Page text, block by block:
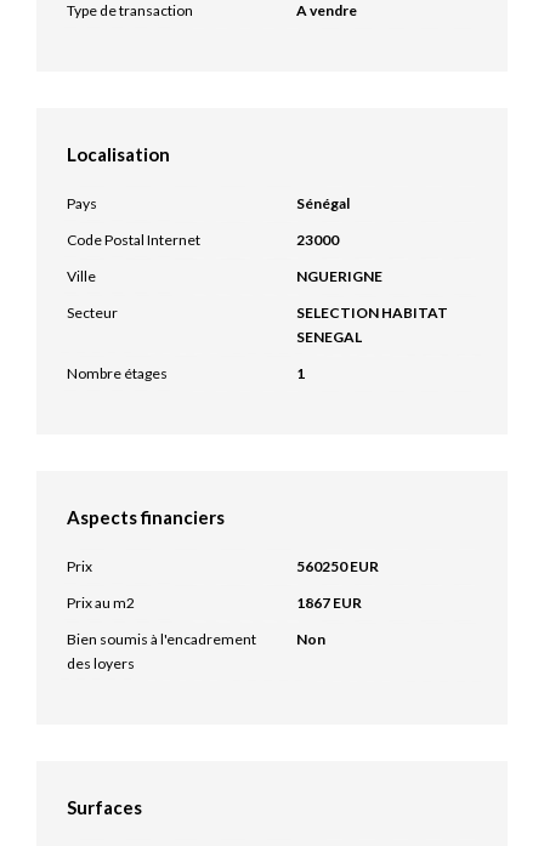
Type de transaction
A vendre
Localisation
Pays
Sénégal
Code Postal Internet
23000
Ville
NGUERIGNE
Secteur
SELECTION HABITAT
SENEGAL
Nombre étages
1
Aspects financiers
Prix
560250 EUR
Prix au m2
1867 EUR
Bien soumis à l'encadrement
des loyers
Non
Surfaces